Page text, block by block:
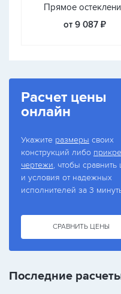
Прямое
от 9 087 ₽
Расчет цены
онлайн
Укажите размеры своих
конструкций либо
чертежи, чтобы сравнить
и условия от надежных
исполнителей за 3
СРАВНИТЬ ЦЕНЫ
Последние